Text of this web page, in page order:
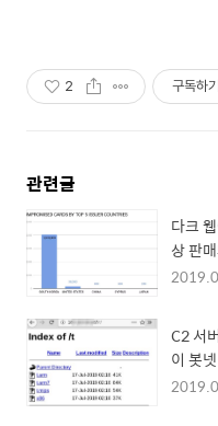
2 구독하기
관련글
다크
상 판
C2 서
이 봇